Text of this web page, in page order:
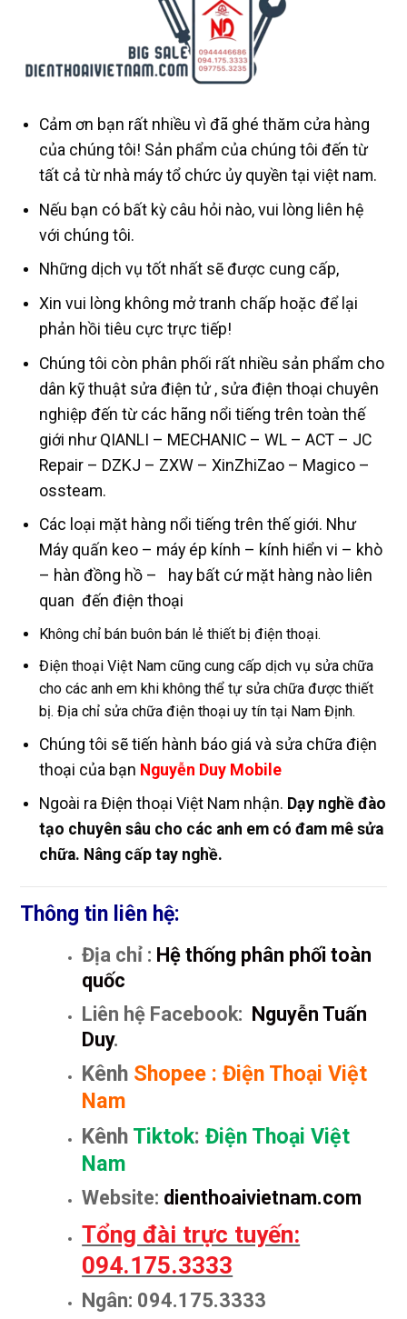
Cảm ơn bạn rất nhiều vì đã ghé thăm cửa hàng
của chúng tôi! Sản phẩm của chúng tôi đến từ
tất cả từ nhà máy tổ chức ủy quyền tại việt nam.
Nếu bạn có bất kỳ câu hỏi nào, vui lòng liên hệ
với chúng tôi.
Những dịch vụ tốt nhất sẽ được cung cấp,
Xin vui lòng không mở tranh chấp hoặc để lại
phản hồi tiêu cực trực tiếp!
Chúng tôi còn phân phối rất nhiều sản phẩm cho
dân kỹ thuật sửa điện tử , sửa điện thoại chuyên
nghiệp đến từ các hãng nổi tiếng trên toàn thế
giới như QIANLI – MECHANIC – WL – ACT – JC
Repair – DZKJ – ZXW – XinZhiZao – Magico –
ossteam.
Các loại mặt hàng nổi tiếng trên thế giới. Như
Máy quấn keo – máy ép kính – kính hiển vi – khò
– hàn đồng hồ – hay bất cứ mặt hàng nào liên
quan đến điện thoại
Không chỉ bán buôn bán lẻ thiết bị điện thoại.
Điện thoại Việt Nam cũng cung cấp dịch vụ sửa chữa
cho các anh em khi không thể tự sửa chữa được thiết
bị. Địa chỉ sửa chữa điện thoại uy tín tại Nam Định.
Chúng tôi sẽ tiến hành báo giá và sửa chữa điện
thoại của bạn Nguyễn Duy Mobile
Ngoài ra Điện thoại Việt Nam nhận. Dạy nghề đào
tạo chuyên sâu cho các anh em có đam mê sửa
chữa. Nâng cấp tay nghề.
Thông tin liên hệ:
Địa chỉ : Hệ thống phân phối toàn
quốc
Liên hệ Facebook: Nguyễn Tuấn
Duy.
Kênh Shopee :Điện Thoại Việt
Nam
Kênh Tiktok:Điện Thoại Việt
Nam
Website: dienthoaivietnam.com
Tổng đài trực tuyến:
094.175.3333
Ngân: 094.175.3333